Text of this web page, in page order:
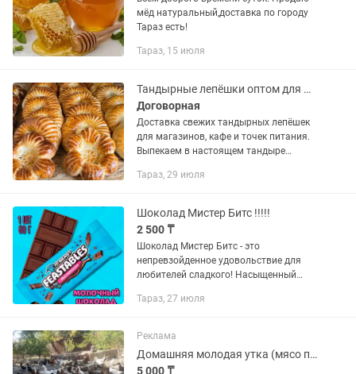
мёд натуральный,доставка по городу
Тараз есть!
Тараз, 15 июля
Тандырные лепёшки оптом для магазинов и кафе
Договорная
Доставка свежих тандырных лепёшек
для магазинов, кафе и точек питания.
Выпекаем в настоящем тандыре
основе. Возможны большие объёмы.
Тараз, 29 июля
Шоколад Мистер Битс !!!!!
2 500 ₸
Шоколад Мистер Битс - это
непревзойденное удовольствие для
любителей сладкого! Насыщенный
настоящий подарок для ваших
из двух...
Тараз, 27 июля
Реклама
Домашняя молодая утка (мясо по заказу)
5 000 ₸